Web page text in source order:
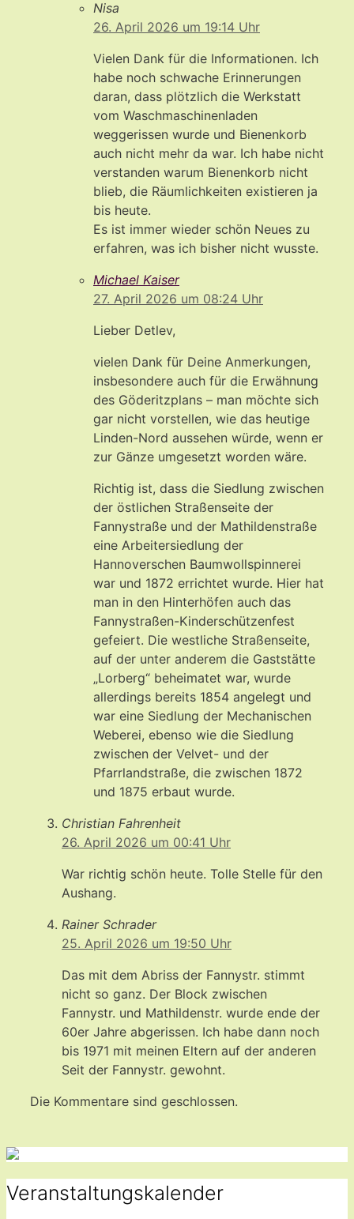
Nisa
26. April 2026 um 19:14 Uhr
Vielen Dank für die Informationen. Ich
habe noch schwache Erinnerungen
daran, dass plötzlich die Werkstatt
vom Waschmaschinenladen
weggerissen wurde und Bienenkorb
auch nicht mehr da war. Ich habe nicht
verstanden warum Bienenkorb nicht
blieb, die Räumlichkeiten existieren ja
bis heute.
Es ist immer wieder schön Neues zu
erfahren, was ich bisher nicht wusste.
Michael Kaiser
27. April 2026 um 08:24 Uhr
Lieber Detlev,
vielen Dank für Deine Anmerkungen,
insbesondere auch für die Erwähnung
des Göderitzplans – man möchte sich
gar nicht vorstellen, wie das heutige
Linden-Nord aussehen würde, wenn er
zur Gänze umgesetzt worden wäre.
Richtig ist, dass die Siedlung zwischen
der östlichen Straßenseite der
Fannystraße und der Mathildenstraße
eine Arbeitersiedlung der
Hannoverschen Baumwollspinnerei
war und 1872 errichtet wurde. Hier hat
man in den Hinterhöfen auch das
Fannystraßen-Kinderschützenfest
gefeiert. Die westliche Straßenseite,
auf der unter anderem die Gaststätte
„Lorberg“ beheimatet war, wurde
allerdings bereits 1854 angelegt und
war eine Siedlung der Mechanischen
Weberei, ebenso wie die Siedlung
zwischen der Velvet- und der
Pfarrlandstraße, die zwischen 1872
und 1875 erbaut wurde.
Christian Fahrenheit
26. April 2026 um 00:41 Uhr
War richtig schön heute. Tolle Stelle für den
Aushang.
Rainer Schrader
25. April 2026 um 19:50 Uhr
Das mit dem Abriss der Fannystr. stimmt
nicht so ganz. Der Block zwischen
Fannystr. und Mathildenstr. wurde ende der
60er Jahre abgerissen. Ich habe dann noch
bis 1971 mit meinen Eltern auf der anderen
Seit der Fannystr. gewohnt.
Die Kommentare sind geschlossen.
Veranstaltungskalender